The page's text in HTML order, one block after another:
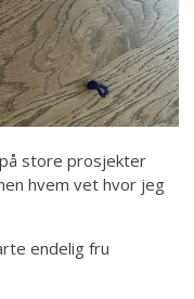
store prosjekter
hvem vet hvor jeg
endelig fru